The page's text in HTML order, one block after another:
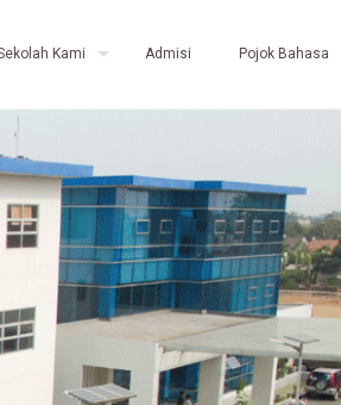
Kami Admisi Pojok Bahasa